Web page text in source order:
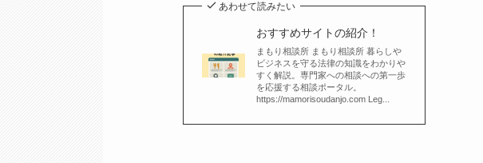
あわせて読みたい
おすすめサイトの紹介！
まもり相談所 まもり相談所 暮らしや
ビジネスを守る法律の知識をわかりや
すく解説。専門家への相談への第一歩
を応援する相談ポータル。
https://mamorisoudanjo.com Leg...